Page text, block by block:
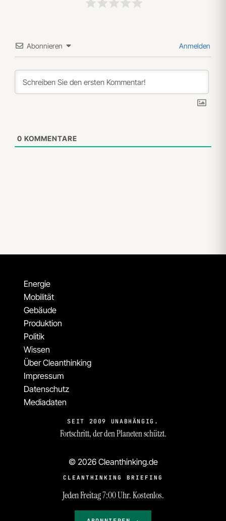
Abonnieren Anmelden
0 KOMMENTARE
Energie
Mobilität
Gebäude
Produktion
Politik
Wissen
Über Cleanthinking
Impressum
Datenschutz
Mediadaten
SEIT 2009 UNABHÄNGIG.
Fortschritt, der den Planeten schützt.
© 2026 Cleanthinking.de
CLEANTHINKING BRIEFING
Jeden Freitag 7:00 Uhr. Kostenlos.